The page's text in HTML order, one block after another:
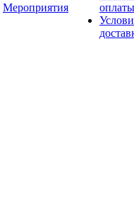
Мероприятия
оплаты